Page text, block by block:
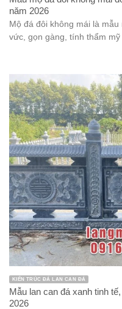
năm 2026
Mộ đá đôi không mái là
vức, gọn gàng, tính thẩm mỹ
KIẾN TRÚC ĐÁ LAN CAN ĐÁ
Mẫu lan can đá xanh tinh
2026